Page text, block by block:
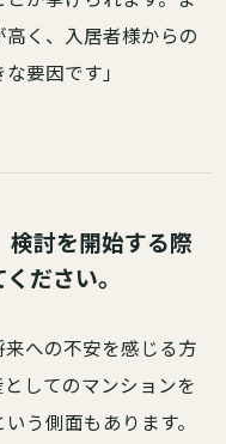
く、入居者様からの
要因です」
検討を開始する際
ださい。
への不安を感じる方
してのマンションを
う側面もあります。